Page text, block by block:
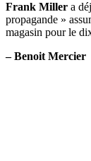
Frank Miller a
propagande »
magasin pour le
– Benoit Mercier